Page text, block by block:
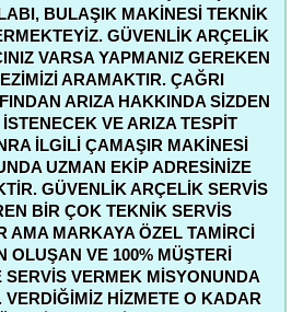
BULAŞIK MAKINESI TEKNIK
GÜVENLIK ARÇELIK
VARSA YAPMANIZ GEREKEN
ARAMAKTIR. ÇAĞRI
ARIZA HAKKINDA SIZDEN
VE ARIZA TESPIT
ILGILI ÇAMAŞIR MAKINESI
UZMAN EKIP ADRESINIZE
GÜVENLIK ARÇELIK SERVIS
BIR ÇOK TEKNIK SERVIS
AMA MARKAYA ÖZEL TAMIRCI
OLUŞAN VE 100% MÜŞTERI
SERVIS VERMEK MISYONUNDA
VERDIĞIMIZ HIZMETE O KADAR